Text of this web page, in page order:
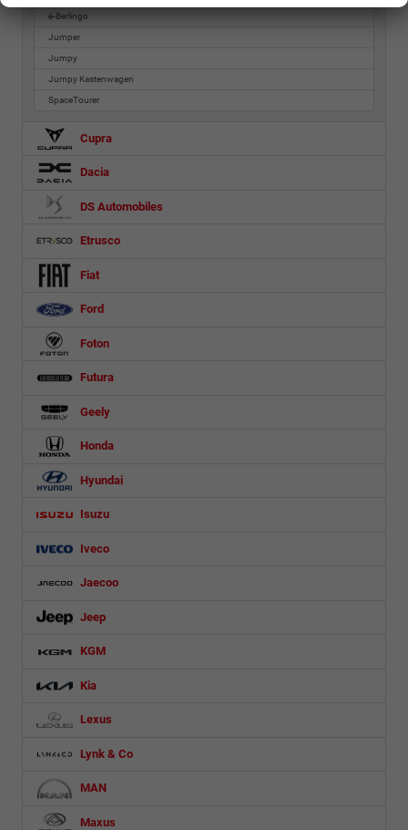
ë-Berlingo
Jumper
Jumpy
Jumpy Kastenwagen
SpaceTourer
Cupra
Dacia
DS Automobiles
Etrusco
Fiat
Ford
Foton
Futura
Geely
Honda
Hyundai
Isuzu
Iveco
Jaecoo
Jeep
KGM
Kia
Lexus
Lynk & Co
MAN
Maxus